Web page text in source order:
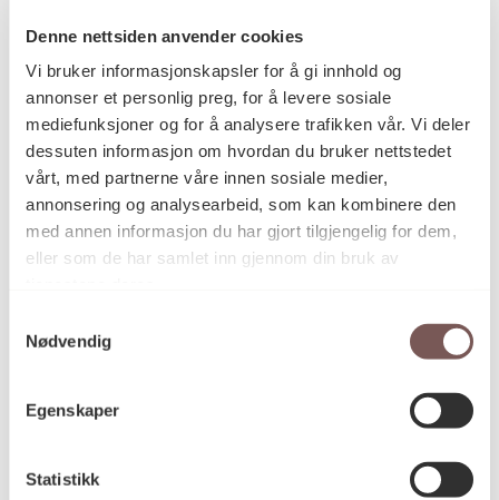
Denne nettsiden anvender cookies
Vi bruker informasjonskapsler for å gi innhold og
annonser et personlig preg, for å levere sosiale
mediefunksjoner og for å analysere trafikken vår. Vi deler
dessuten informasjon om hvordan du bruker nettstedet
vårt, med partnerne våre innen sosiale medier,
annonsering og analysearbeid, som kan kombinere den
med annen informasjon du har gjort tilgjengelig for dem,
eller som de har samlet inn gjennom din bruk av
Nødvendig
Egenskaper
Statistikk
Postadresse
Postboks 6994
St. Olavs plass